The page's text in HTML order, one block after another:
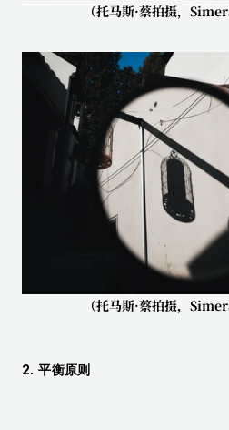
（托马斯·蔡拍摄，
（托马斯·蔡拍摄，
2. 平衡原则